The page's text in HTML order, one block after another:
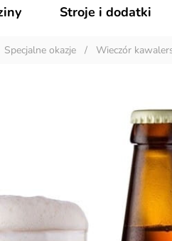
Stroje i dodatki
Specjalne okazje / Wieczór